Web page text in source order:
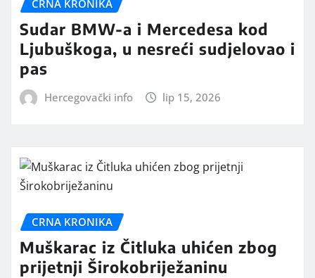
CRNA KRONIKA
Sudar BMW-a i Mercedesa kod
Ljubuškoga, u nesreći sudjelovao i
pas
Hercegovački info lip 15, 2026
CRNA KRONIKA
Muškarac iz Čitluka uhićen zbog
prijetnji Širokobriježaninu